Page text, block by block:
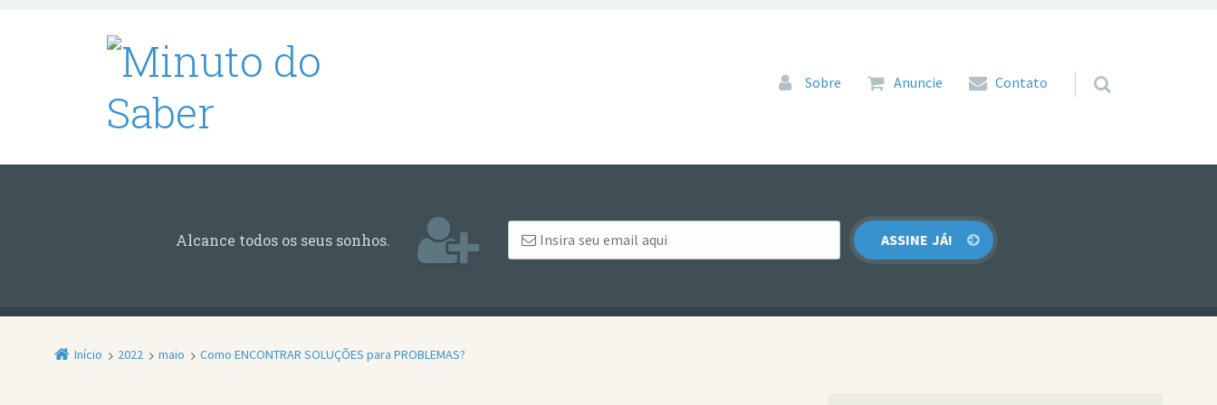
Pular para o conteúdo
Sobre Anuncie Contato
Alcance todos os seus sonhos.
Início 2022 maio Como ENCONTRAR SOLUÇÕES para PROBLEMAS?